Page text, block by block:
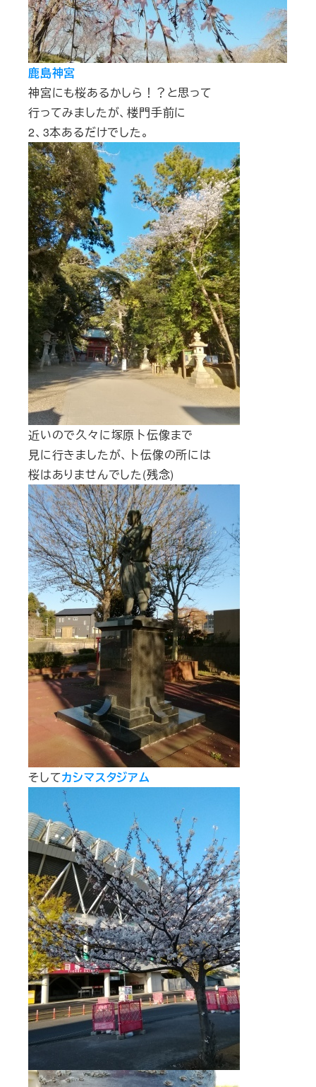
鹿島神宮
神宮にも桜あるかしら！？と思って
行ってみましたが、楼門手前に
2、3本あるだけでした。
近いので久々に塚原卜伝像まで
見に行きましたが、卜伝像の所には
桜はありませんでした(残念)
そしてカシマスタジアム